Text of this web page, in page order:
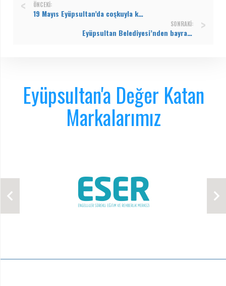
ÖNCEKI:
19 Mayıs Eyüpsultan’da coşkuyla kutlandı
SONRAKI:
Eyüpsultan Belediyesi’nden bayram öncesi gönüllere dokunan hizmet
Eyüpsultan'a Değer Katan
Markalarımız